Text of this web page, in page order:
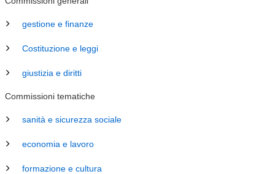
gestione e finanze
Costituzione e leggi
giustizia e diritti
Commissioni tematiche
sanità e sicurezza sociale
economia e lavoro
formazione e cultura